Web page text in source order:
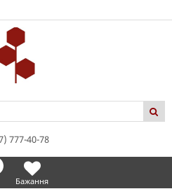
777-40-78
Бажання